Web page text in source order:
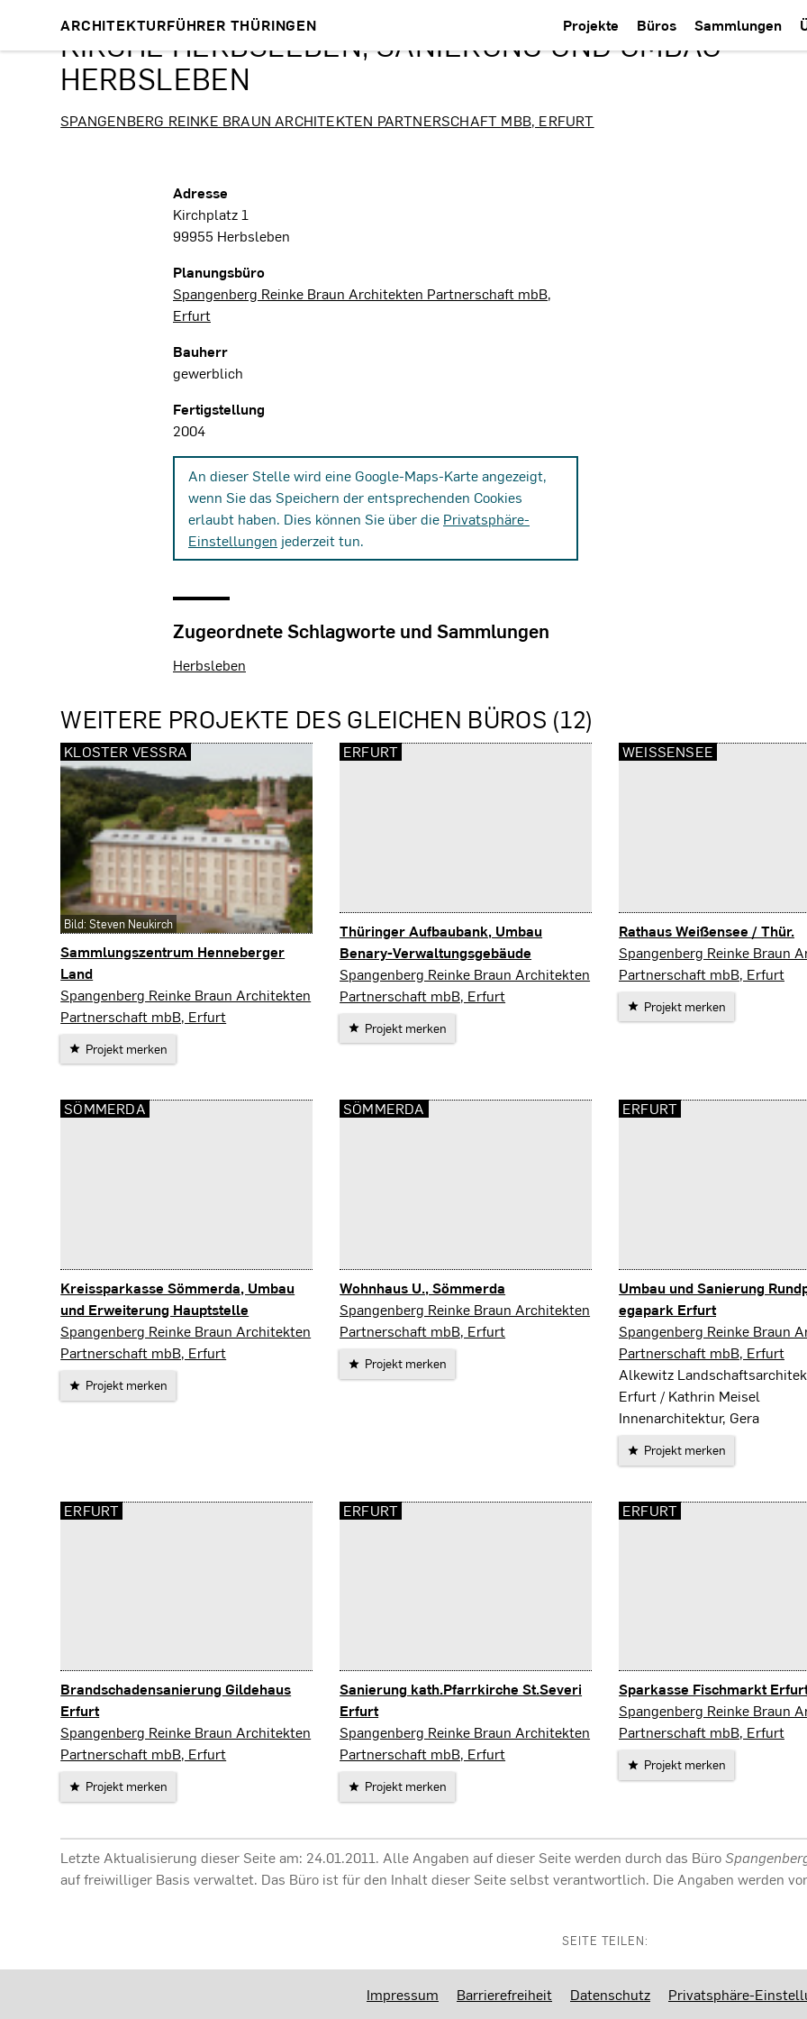
ARCHITEKTURFÜHRER THÜRINGEN Projekte Büros Sammlungen
KIRCHE HERBSLEBEN, SANIERUNG UND UMBAU ·
HERBSLEBEN
SPANGENBERG REINKE BRAUN ARCHITEKTEN PARTNERSCHAFT MBB, ERFURT
Projektdaten
Adresse
Kirchplatz 1
99955 Herbsleben
Planungsbüro
Spangenberg Reinke Braun Architekten Partnerschaft mbB,
Erfurt
Bauherr
gewerblich
Fertigstellung
2004
An dieser Stelle wird eine Google-Maps-Karte angezeigt,
wenn Sie das Speichern der entsprechenden Cookies
erlaubt haben. Dies können Sie über die Privatsphäre-
Einstellungen jederzeit tun.
Zugeordnete Schlagworte und Sammlungen
Herbsleben
WEITERE PROJEKTE DES GLEICHEN BÜROS (12)
Sammlungszentrum Henneberger
Land
Kloster Veßra
Spangenberg Reinke Braun Architekten
Partnerschaft mbB, Erfurt
Projekt merken
KLOSTER VESSRA
Bild: Steven Neukirch
Thüringer Aufbaubank, Umbau
Benary-Verwaltungsgebäude
Erfurt
Spangenberg Reinke Braun Architekten
Partnerschaft mbB, Erfurt
Projekt merken
ERFURT
Rathaus Weißensee / Thür.
Weißensee
Spangenberg Reinke Braun
Partnerschaft mbB, Erfurt
Projekt merken
WEISSENSEE
Kreissparkasse Sömmerda, Umbau
und Erweiterung Hauptstelle
Sömmerda
Spangenberg Reinke Braun Architekten
Partnerschaft mbB, Erfurt
Projekt merken
SÖMMERDA
Wohnhaus U., Sömmerda
Sömmerda
Spangenberg Reinke Braun Architekten
Partnerschaft mbB, Erfurt
Projekt merken
SÖMMERDA
Umbau und Sanierung
egapark Erfurt
Erfurt
Spangenberg Reinke Braun
Partnerschaft mbB, Erfurt
Alkewitz
Erfurt / Kathrin Meisel
Innenarchitektur, Gera
Projekt merken
ERFURT
Brandschadensanierung Gildehaus
Erfurt
Erfurt
Spangenberg Reinke Braun Architekten
Partnerschaft mbB, Erfurt
Projekt merken
ERFURT
Sanierung kath.Pfarrkirche St.Severi
Erfurt
Erfurt
Spangenberg Reinke Braun Architekten
Partnerschaft mbB, Erfurt
Projekt merken
ERFURT
Sparkasse Fischmarkt
Erfurt
Spangenberg Reinke Braun
Partnerschaft mbB, Erfurt
Projekt merken
ERFURT
Letzte Aktualisierung dieser Seite am: 24.01.2011. Alle Angaben auf dieser Seite werden durch das Büro
auf freiwilliger Basis verwaltet. Das Büro ist für den Inhalt dieser Seite selbst verantwortlich. Die Angaben werden
SEITE TEILEN:
Impressum Barrierefreiheit Datenschutz Privatsphäre-